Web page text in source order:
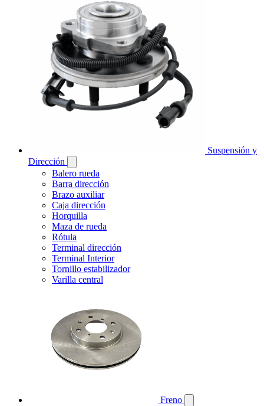
Suspensión y
Dirección
Balero rueda
Barra dirección
Brazo auxiliar
Caja dirección
Horquilla
Maza de rueda
Rótula
Terminal dirección
Terminal Interior
Tornillo estabilizador
Varilla central
Freno